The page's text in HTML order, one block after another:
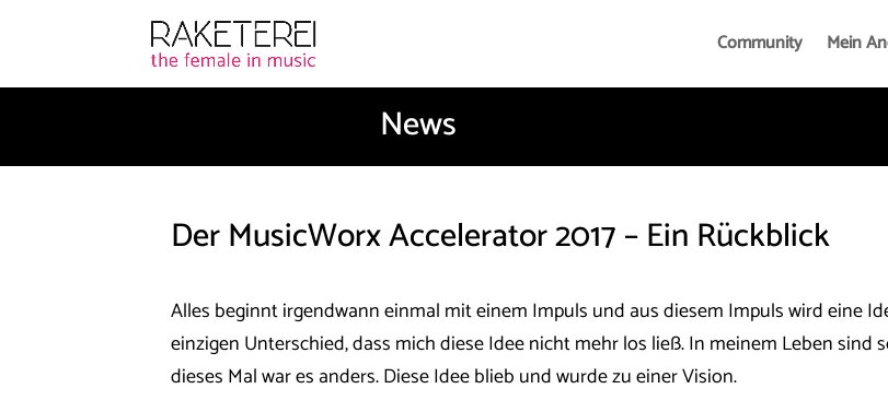
Community Mein
News
​Der MusicWorx Accelerator 2017 – Ein Rückblick
Alles beginnt irgendwann einmal mit einem Impuls und aus diesem Impuls wird eine
einzigen Unterschied, dass mich diese Idee nicht mehr los ließ. In meinem Leben sind
dieses Mal war es anders. Diese Idee blieb und wurde zu einer Vision.